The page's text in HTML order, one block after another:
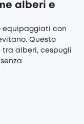
alberi e
equipaggiati con
Questo
tra alberi, cespugli